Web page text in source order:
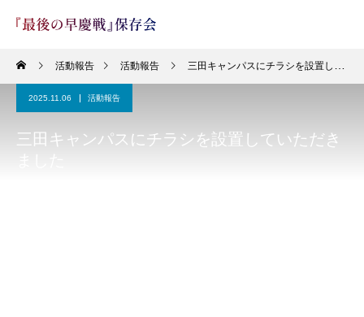
活動報告 活動報告 三田キャンパスにチラシを設置していただきました
2025.11.06 活動報告
三田キャンパスにチラシを設置していただき